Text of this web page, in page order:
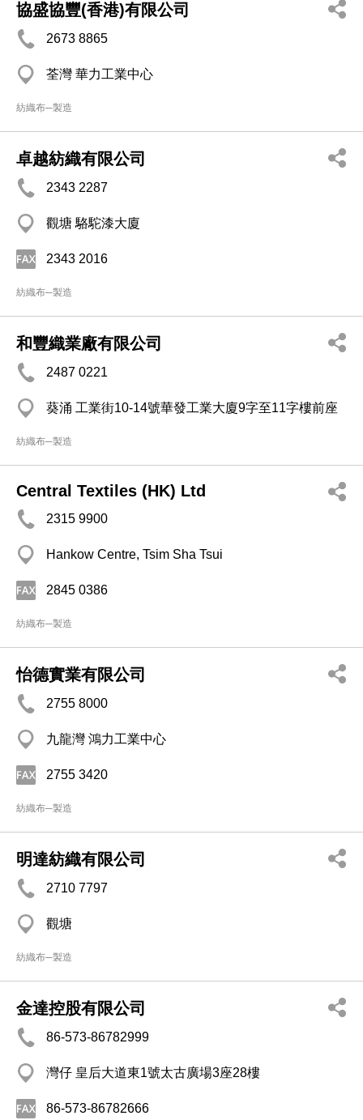
協盛協豐(香港)有限公司
2673 8865
荃灣 華力工業中心
紡織布─製造
卓越紡織有限公司
2343 2287
觀塘 駱駝漆大廈
2343 2016
紡織布─製造
和豐織業廠有限公司
2487 0221
葵涌 工業街10-14號華發工業大廈9字至11字樓前座
紡織布─製造
Central Textiles (HK) Ltd
2315 9900
Hankow Centre, Tsim Sha Tsui
2845 0386
紡織布─製造
怡德實業有限公司
2755 8000
九龍灣 鴻力工業中心
2755 3420
紡織布─製造
明達紡織有限公司
2710 7797
觀塘
紡織布─製造
金達控股有限公司
86-573-86782999
灣仔 皇后大道東1號太古廣場3座28樓
86-573-86782666